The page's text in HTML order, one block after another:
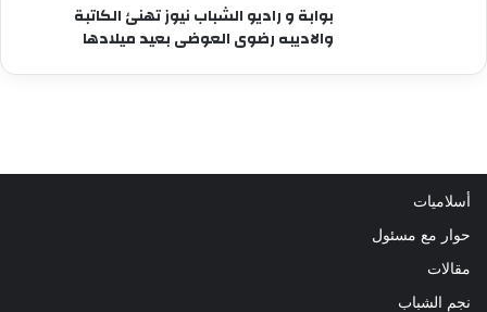
بوابة و راديو الشباب نيوز تهنئ الكاتبة
والاديبه رضوى العوضى بعيد ميلادها
أسلاميات
حوار مع مسئول
مقالات
نجم الشباب